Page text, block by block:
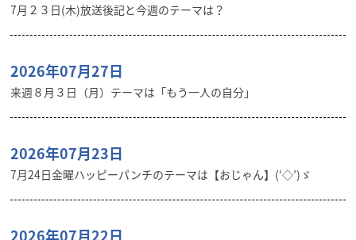
7月２３日(木)放送後記と今週のテーマは？
2026年07月27日
来週８月３日（月）テーマは「もう一人の自分」
2026年07月23日
7月24日金曜ハッピーパンチのテーマは【おじゃん】(‘◇’)ゞ